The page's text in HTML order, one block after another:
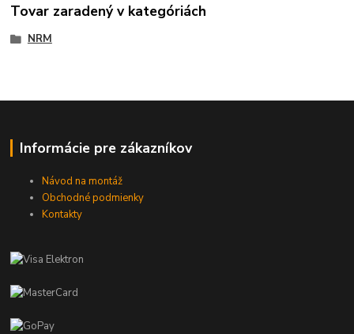
Tovar zaradený v kategóriách
NRM
Informácie pre zákazníkov
Návod na montáž
Obchodné podmienky
Kontakty